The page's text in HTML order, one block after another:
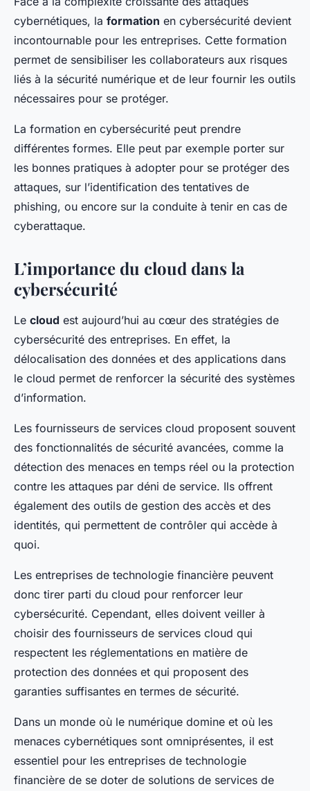
cybernétiques, la formation en cybersécurité devient
incontournable pour les entreprises. Cette formation
permet de sensibiliser les collaborateurs aux risques
liés à la sécurité numérique et de leur fournir les outils
nécessaires pour se protéger.
La formation en cybersécurité peut prendre
différentes formes. Elle peut par exemple porter sur
les bonnes pratiques à adopter pour se protéger des
attaques, sur l’identification des tentatives de
phishing, ou encore sur la conduite à tenir en cas de
cyberattaque.
L’importance du cloud dans la
cybersécurité
Le cloud est aujourd’hui au cœur des stratégies de
cybersécurité des entreprises. En effet, la
délocalisation des données et des applications dans
le cloud permet de renforcer la sécurité des systèmes
d’information.
Les fournisseurs de services cloud proposent souvent
des fonctionnalités de sécurité avancées, comme la
détection des menaces en temps réel ou la protection
contre les attaques par déni de service. Ils offrent
également des outils de gestion des accès et des
identités, qui permettent de contrôler qui accède à
quoi.
Les entreprises de technologie financière peuvent
donc tirer parti du cloud pour renforcer leur
cybersécurité. Cependant, elles doivent veiller à
choisir des fournisseurs de services cloud qui
respectent les réglementations en matière de
protection des données et qui proposent des
garanties suffisantes en termes de sécurité.
Dans un monde où le numérique domine et où les
menaces cybernétiques sont omniprésentes, il est
essentiel pour les entreprises de technologie
financière de se doter de solutions de services de